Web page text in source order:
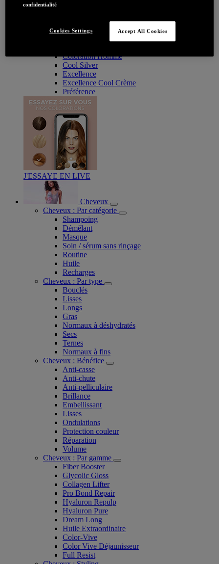
Coloration : Par gamme
Age Perfect
Coloration Homme
Cool Silver
Excellence
Excellence Cool Crème
Préférence
J'ESSAYE EN LIVE
Cheveux
Cheveux : Par catégorie
Shampoing
Démêlant
Masque
Soin / sérum sans rinçage
Routine
Huile
Recharges
Cheveux : Par type
Bouclés
Lisses
Longs
Gras
Normaux à déshydratés
Secs
Ternes
Normaux à fins
Cheveux : Bénéfice
Anti-casse
Anti-chute
Anti-pelliculaire​
Brillance
Embellissant
Lisses
Ondulations
Protection couleur​
Réparation
Volume
Cheveux : Par gamme
Fiber Booster
Glycolic Gloss
Collagen Lifter
Pro Bond Repair
Hyaluron Repulp
Hyaluron Pure
Dream Long
Huile Extraordinaire
Color-Vive
Color Vive Déjaunisseur
Full Resist
confidentialité
Cookies Settings Accept All Cookies